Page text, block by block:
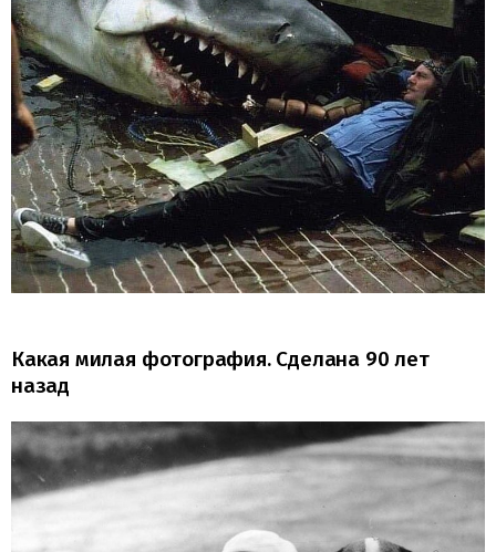
Какая милая фотография. Сделана 90 лет
назад